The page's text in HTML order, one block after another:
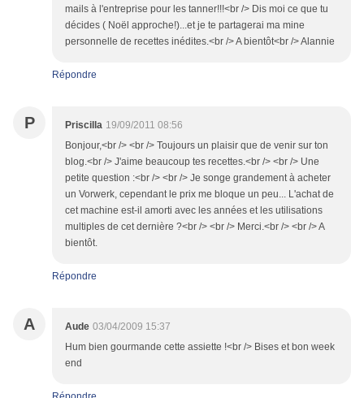
mails à l'entreprise pour les tanner!!!<br /> Dis moi ce que tu
décides ( Noël approche!)...et je te partagerai ma mine
personnelle de recettes inédites.<br /> A bientôt<br /> Alannie
Répondre
P Priscilla 19/09/2011 08:56
Bonjour,<br /> <br /> Toujours un plaisir que de venir sur ton
blog.<br /> J'aime beaucoup tes recettes.<br /> <br /> Une
petite question :<br /> <br /> Je songe grandement à acheter
un Vorwerk, cependant le prix me bloque un peu... L'achat de
cet machine est-il amorti avec les années et les utilisations
multiples de cet dernière ?<br /> <br /> Merci.<br /> <br /> A
bientôt.
Répondre
A Aude 03/04/2009 15:37
Hum bien gourmande cette assiette !<br /> Bises et bon week
end